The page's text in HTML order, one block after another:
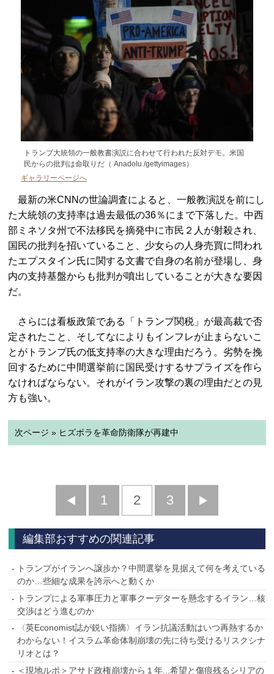
トランプ大統領の一般教書演説に合わせて行われた反対デモ。米国
民からの批判は命取りだ（ Anadolu /gettyimages）
ギャラリーページへ
最新の米CNNの世論調査によると、一般教演説を前にし
た大統領の支持率は過去最低の36％にまで下落した。中西
部ミネソタ州で不法移民を摘発中に市民２人が射殺され、
国民の批判を招いていること、少女らの人身売買に問われ
たエプスタイン氏に関する文書で自身の名前が登場し、身
内の支持基盤からも批判が噴出していることが大きな要因
だ。
さらには看板政策である「トランプ関税」が最高裁で否
定されたこと、そしてなによりもインフレが止まらないこ
とがトランプ氏の低支持率の大きな理由だろう。劣勢を挽
回するために中間選挙前に国民受けするサプライズを作ら
なければならない。それがイラン攻撃の裏の理由だとの見
方も強い。
次ページ » ヒズボラを革命防衛隊が再建中
前
へ
1 2 3
へ
編集部おすすめの関連記事
トランプがイランへ譲歩か？中間選挙を見据えて何を考えている
のか…些細な成果を誇示へと動くか
トランプによる軍事圧力と軍事クーデターを懸念するイラン…核
交渉はどう進むのか
〈英Economist誌が鋭い指摘〉イラン抗議活動はいつ再熱するか
わからない！イスラム革命体制崩壊の先に待ち受けるリスクシナ
リオとは？
＜現地ルポ＞アサド政権崩壊から１年...希望と傷痕残るシリアの